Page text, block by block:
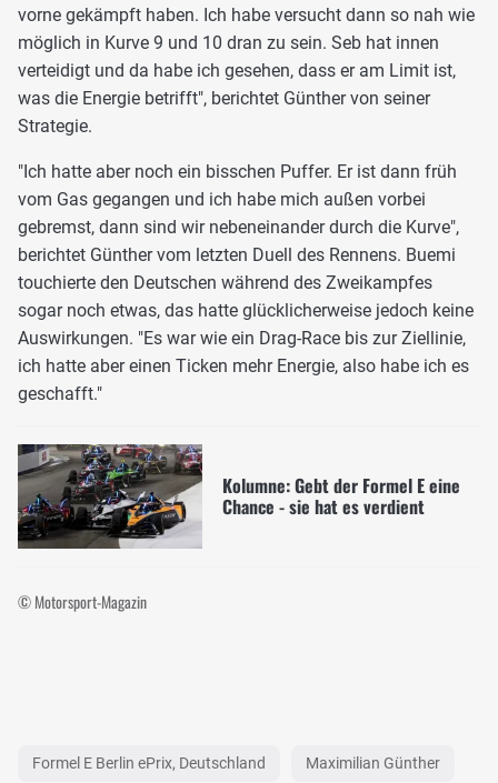
vorne gekämpft haben. Ich habe versucht dann so nah wie
möglich in Kurve 9 und 10 dran zu sein. Seb hat innen
verteidigt und da habe ich gesehen, dass er am Limit ist,
was die Energie betrifft", berichtet Günther von seiner
Strategie.
"Ich hatte aber noch ein bisschen Puffer. Er ist dann früh
vom Gas gegangen und ich habe mich außen vorbei
gebremst, dann sind wir nebeneinander durch die Kurve",
berichtet Günther vom letzten Duell des Rennens. Buemi
touchierte den Deutschen während des Zweikampfes
sogar noch etwas, das hatte glücklicherweise jedoch keine
Auswirkungen. "Es war wie ein Drag-Race bis zur Ziellinie,
ich hatte aber einen Ticken mehr Energie, also habe ich es
geschafft."
Kolumne: Gebt der Formel E eine
Chance - sie hat es verdient
© Motorsport-Magazin
Formel E Berlin ePrix, Deutschland Maximilian Günther